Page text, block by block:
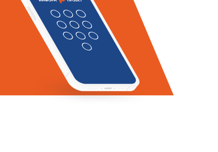
УТВЕРЖДЕНЫ
Главным государственным
санитарным врачом
Российской Федерации,
Г.Г.Онищенко
14 февраля 2003 года
Дата введения: 1 мая 2003 года